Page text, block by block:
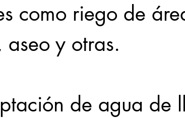
como riego de
aseo y otras.
de agua de